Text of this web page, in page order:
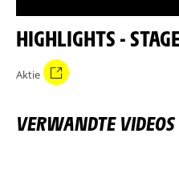
HIGHLIGHTS -
Aktie
VERWANDTE VIDEOS